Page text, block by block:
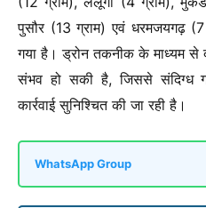
पुसौर (13 ग्राम) एवं धरमजयगढ़
गया है। ड्रोन तकनीक के माध्यम से
संभव हो सकी है, जिससे संदिग्ध
कार्रवाई सुनिश्चित की जा रही है।
WhatsApp Group